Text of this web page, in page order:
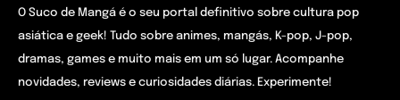
O Suco de Mangá é o seu portal definitivo sobre cultura pop
asiática e geek! Tudo sobre animes, mangás, K-pop, J-pop,
dramas, games e muito mais em um só lugar. Acompanhe
novidades, reviews e curiosidades diárias. Experimente!